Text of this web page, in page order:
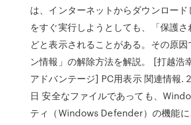
は、インターネットからダウンロー
をすぐ実行しようとしても、「保護さ
どと表示されることがある。その原因
ン情報」の解除方法を解説。 [打越浩
アドバンテージ] PC用表示 関連情報.
日 安全なファイルであっても、
ティ（Windows Defender）の機能に